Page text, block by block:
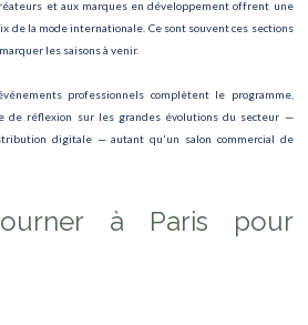
Montparnasse
de Souchon
et aux marques en développement offrent une
de la mode internationale. Ce sont souvent ces sections
les saisons à venir.
professionnels complètent le programme,
de réflexion sur les grandes évolutions du secteur —
digitale — autant qu'un salon commercial de
à Paris pour